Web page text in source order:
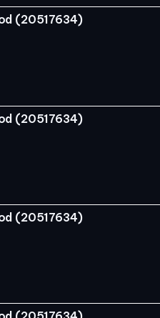
(20517634)
(20517634)
(20517634)